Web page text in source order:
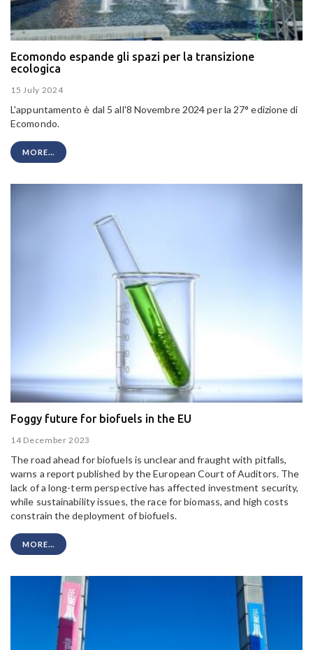
Ecomondo espande gli spazi per la transizione
ecologica
15 July 2024
L'appuntamento è dal 5 all'8 Novembre 2024 per la 27° edizione di
Ecomondo.
MORE...
Foggy future for biofuels in the EU
14 December 2023
The road ahead for biofuels is unclear and fraught with pitfalls,
warns a report published by the European Court of Auditors. The
lack of a long-term perspective has affected investment security,
while sustainability issues, the race for biomass, and high costs
constrain the deployment of biofuels.
MORE...